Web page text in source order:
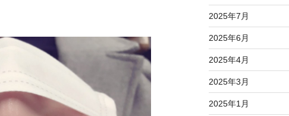
2025年7月
2025年6月
2025年4月
2025年3月
2025年1月